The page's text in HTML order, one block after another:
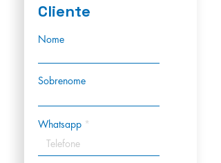
Cliente
Nome
Sobrenome
Whatsapp